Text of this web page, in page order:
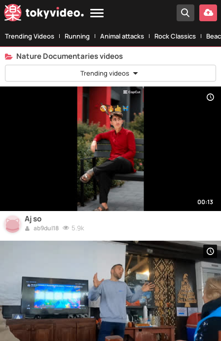
Trending Videos Running Animal attacks Rock Classics
Nature Documentaries videos
Trending videos
00:13
Aj so
ab9dul18 5.9k